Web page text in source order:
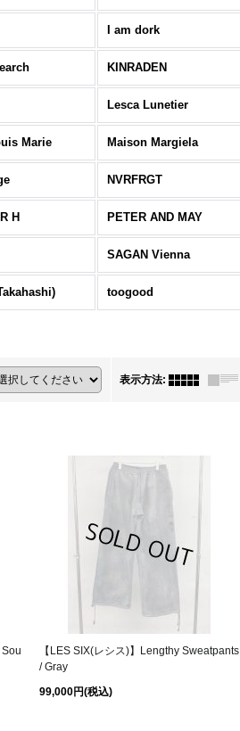
I am dork
KINRADEN
Lesca Lunetier
Marie Maison Margiela
NVRFRGT
H PETER AND MAY
SAGAN Vienna
toogood
表示方法:
Sou
【LES SIX(レシス)】Lengthy Sweatpants
/ Gray
99,000円(税込)